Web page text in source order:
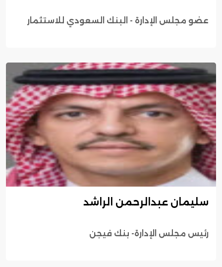
عضو مجلس الإدارة - البنك السعودي للاستثمار
سليمان عبدالرحمن الراشد
رئيس مجلس الإدارة- بنك فيجن